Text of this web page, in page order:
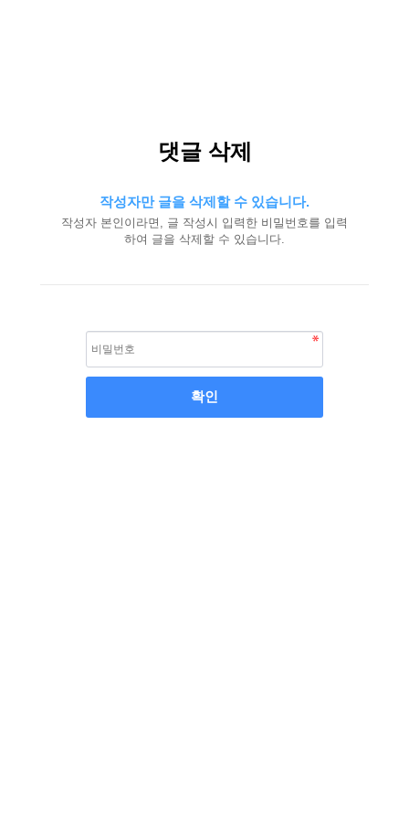
댓글 삭제
작성자만 글을 삭제할 수 있습니다.
작성자 본인이라면, 글 작성시 입력한 비밀번호를 입력
하여 글을 삭제할 수 있습니다.